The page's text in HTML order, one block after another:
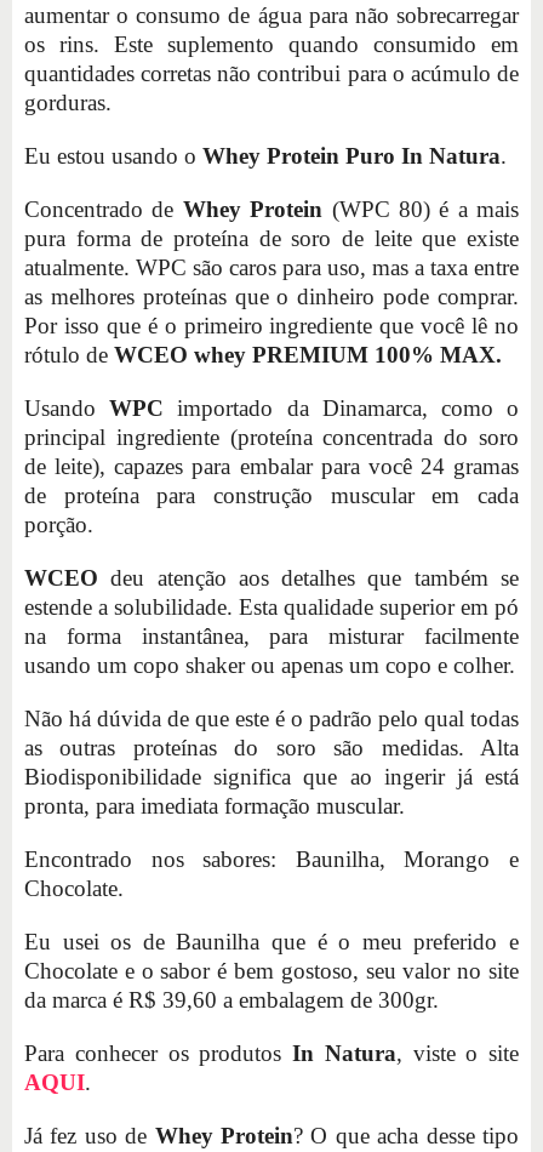
aumentar o consumo de água para não sobrecarregar
os rins. Este suplemento quando consumido em
quantidades corretas não contribui para o acúmulo de
gorduras.
Eu estou usando o Whey Protein Puro In Natura.
Concentrado de Whey Protein (WPC 80) é a mais
pura forma de proteína de soro de leite que existe
atualmente. WPC são caros para uso, mas a taxa entre
as melhores proteínas que o dinheiro pode comprar.
Por isso que é o primeiro ingrediente que você lê no
rótulo de WCEO whey PREMIUM 100% MAX.
UsandoWPC importado da Dinamarca, como o
principal ingrediente (proteína concentrada do soro
de leite), capazes para embalar para você 24 gramas
de proteína para construção muscular em cada
porção.
WCEO deu atenção aos detalhes que também se
estende a solubilidade. Esta qualidade superior em pó
na forma instantânea, para misturar facilmente
usando um copo shaker ou apenas um copo e colher.
Não há dúvida de que este é o padrão pelo qual todas
as outras proteínas do soro são medidas. Alta
Biodisponibilidade significa que ao ingerir já está
pronta, para imediata formação muscular.
Encontrado nos sabores: Baunilha, Morango e
Chocolate.
Eu usei os de Baunilha que é o meu preferido e
Chocolate e o sabor é bem gostoso, seu valor no site
da marca é R$ 39,60 a embalagem de 300gr.
Para conhecer os produtos In Natura, viste o site
AQUI.
Já fez uso de Whey Protein? O que acha desse tipo